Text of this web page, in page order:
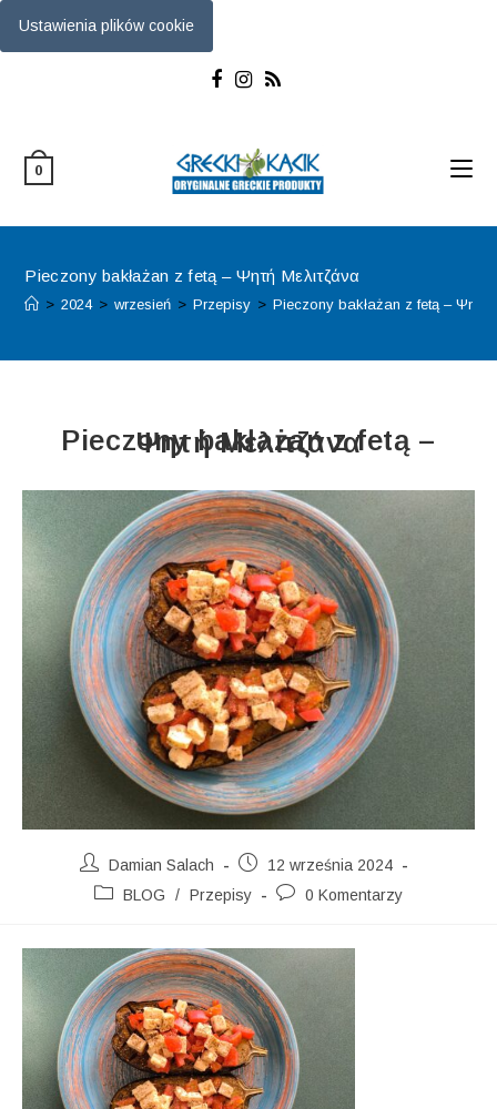
Ustawienia plików cookie
0
Pieczony bakłażan z fetą – Ψητή Μελιτζάνα
> 2024 > wrzesień > Przepisy > Pieczony bakłażan z fetą – Ψητή
Pieczony bakłażan z fetą – Ψητή Μελιτζάνα
Post
author:
Damian Salach
Post
published:
12 września 2024
PostBLOG / Przepisy
Post0 Komentarzy